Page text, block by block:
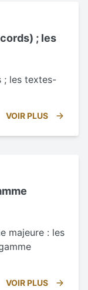
; les
; les textes-
VOIR PLUS
majeure : les
VOIR PLUS